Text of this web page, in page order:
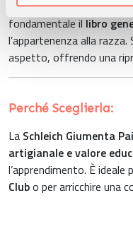
pubblicità e social
con altre informazioni
raccolto dal suo
Per identificare
fondamentale illibro
l’appartenenza alla
aspetto, offrendo una
Perché Sceglierla:
La Schleich Giumenta
artigianale e valore
l’apprendimento. È ideale
Clubo per arricchire una